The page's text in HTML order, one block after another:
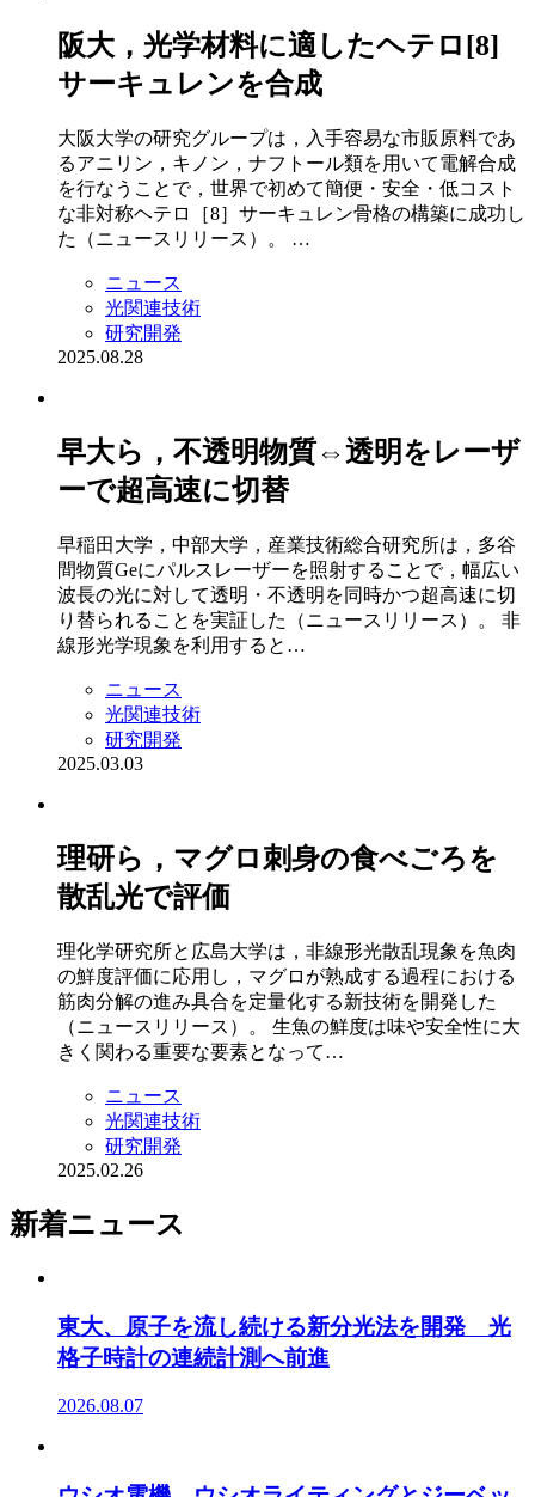
阪大，光学材料に適したヘテロ[8]
サーキュレンを合成
大阪大学の研究グループは，入手容易な市販原料であ
るアニリン，キノン，ナフトール類を用いて電解合成
を行なうことで，世界で初めて簡便・安全・低コスト
な非対称ヘテロ［8］サーキュレン骨格の構築に成功し
た（ニュースリリース）。 …
ニュース
光関連技術
研究開発
2025.08.28
早大ら，不透明物質⇔透明をレーザ
ーで超高速に切替
早稲田大学，中部大学，産業技術総合研究所は，多谷
間物質Geにパルスレーザーを照射することで，幅広い
波長の光に対して透明・不透明を同時かつ超高速に切
り替られることを実証した（ニュースリリース）。 非
線形光学現象を利用すると…
ニュース
光関連技術
研究開発
2025.03.03
理研ら，マグロ刺身の食べごろを
散乱光で評価
理化学研究所と広島大学は，非線形光散乱現象を魚肉
の鮮度評価に応用し，マグロが熟成する過程における
筋肉分解の進み具合を定量化する新技術を開発した
（ニュースリリース）。 生魚の鮮度は味や安全性に大
きく関わる重要な要素となって…
ニュース
光関連技術
研究開発
2025.02.26
新着ニュース
東大、原子を流し続ける新分光法を開発 光
格子時計の連続計測へ前進
2026.08.07